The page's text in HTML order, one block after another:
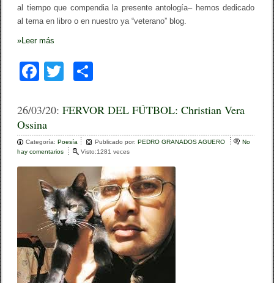
í
e
s
p
o
l
g
e
m
y
p
o
u
h
al tiempo que compendia la presente antología– hemos dedicado
al tema en libro o en nuestro ya “veterano” blog.
»Leer más
F
c
e
b
o
o
k
tt
er
m
p
ar
tir
26/03/20:FERVOR DEL FÚTBOL: Christian Vera
Ossina
Categoría:Poesía Publicado por:PEDRO GRANADOS AGUERO
No
hay comentarios
R
V
O
R
L
F
Ú
T
Visto:1281 veces